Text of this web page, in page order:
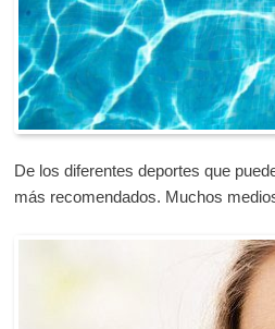
De los diferentes deportes que
más recomendados. Muchos